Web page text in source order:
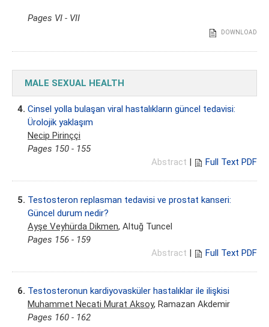
Pages VI - VII
DOWNLOAD
MALE SEXUAL HEALTH
4. Cinsel yolla bulaşan viral hastalıkların güncel tedavisi:
Ürolojik yaklaşım
Necip Pirinççi
Pages 150 - 155
Abstract
Full Text PDF
5. Testosteron replasman tedavisi ve prostat kanseri:
Güncel durum nedir?
Ayşe Veyhürda Dikmen, Altuğ Tuncel
Pages 156 - 159
Abstract
Full Text PDF
6. Testosteronun kardiyovasküler hastalıklar ile ilişkisi
Muhammet Necati Murat Aksoy, Ramazan Akdemir
Pages 160 - 162